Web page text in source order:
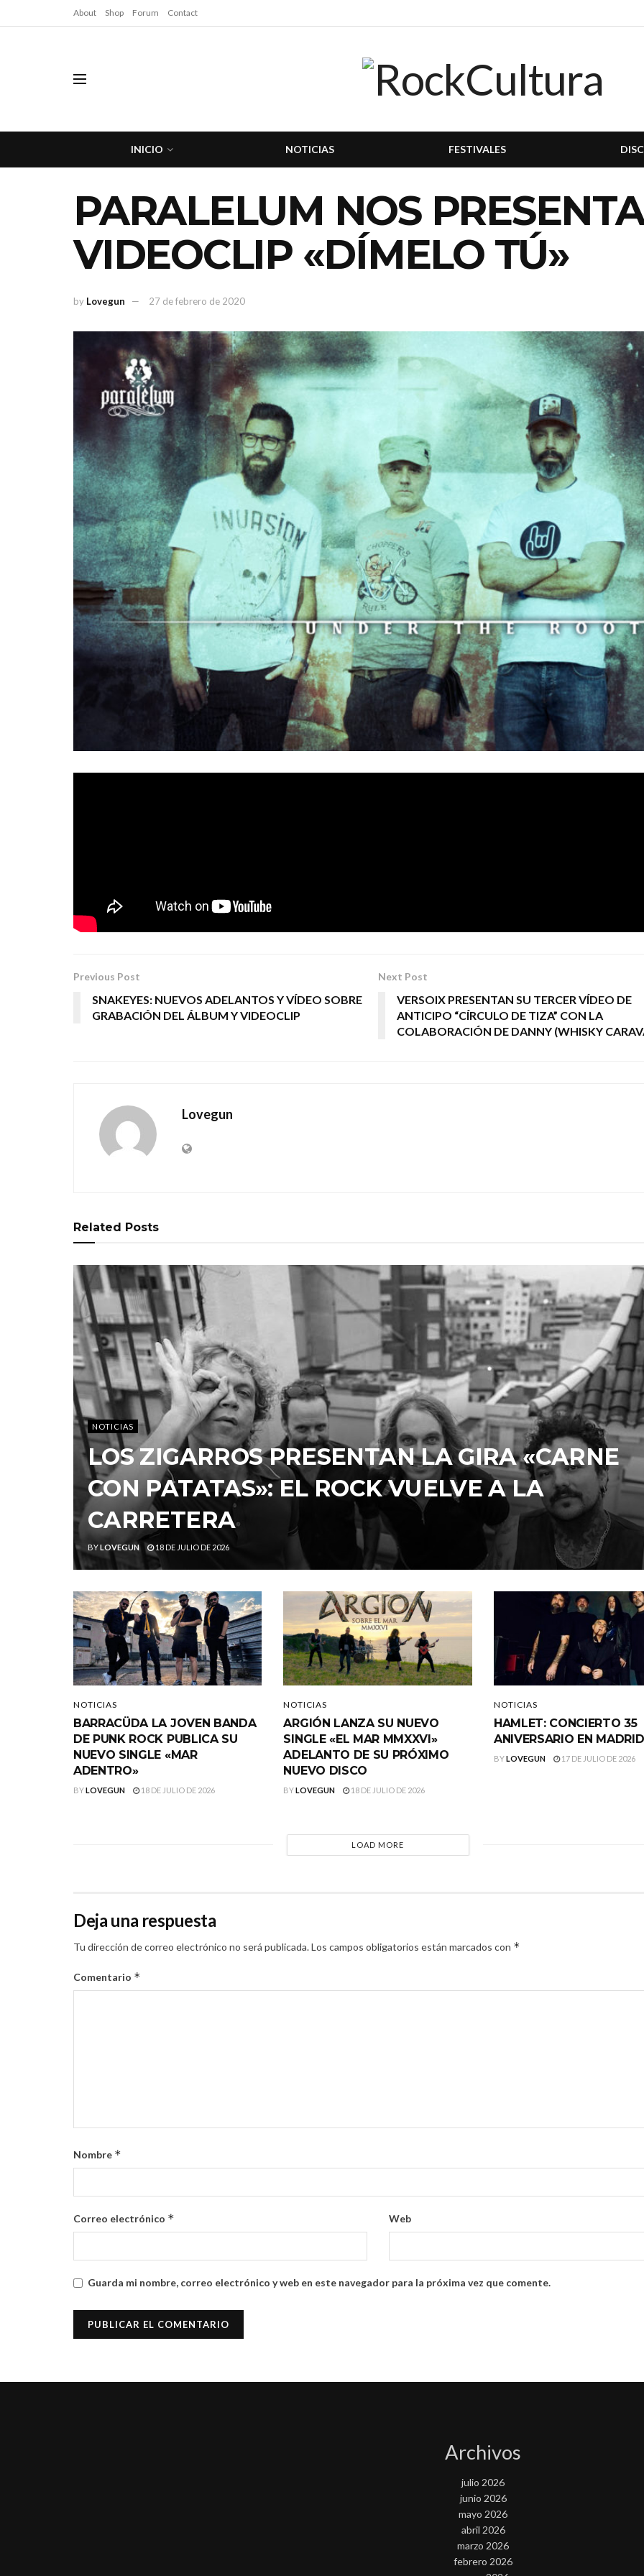
About Shop Forum Contact
INICIO NOTICIAS FESTIVALES
PARALELUM NOS
VIDEOCLIP «DÍMELO TÚ»
by Lovegun 27 de febrero de 2020
Tags:
Previous Post
SNAKEYES: NUEVOS ADELANTOS Y VÍDEO SOBRE
GRABACIÓN DEL ÁLBUM Y VIDEOCLIP
Next Post
VERSOIX PRESENTAN SU TERCER VÍDEO DE
ANTICIPO “CÍRCULO DE TIZA” CON LA
COLABORACIÓN DE DANNY (WHISKY
Lovegun
Related Posts
NOTICIAS
LOS ZIGARROS PRESENTAN LA GIRA «CARNE
CON PATATAS»: EL ROCK VUELVE A LA
CARRETERA
BYLOVEGUN 18 DE JULIO DE 2026
NOTICIAS
BARRACÜDA LA JOVEN BANDA
DE PUNK ROCK PUBLICA SU
NUEVO SINGLE «MAR
ADENTRO»
BYLOVEGUN 18 DE JULIO DE 2026
NOTICIAS
ARGIÓN LANZA SU NUEVO
SINGLE «EL MAR MMXXVI»
ADELANTO DE SU PRÓXIMO
NUEVO DISCO
BYLOVEGUN 18 DE JULIO DE 2026
NOTICIAS
HAMLET: CONCIERTO 35
ANIVERSARIO EN MADRID
BYLOVEGUN 17 DE JULIO DE 2026
LOAD MORE
Deja una respuesta
Tu dirección de correo electrónico no será publicada.Los campos obligatorios están marcados con *
Comentario *
Nombre *
Correo electrónico * Web
Guarda mi nombre, correo electrónico y web en este navegador para la próxima vez que comente.
Archivos
julio 2026
junio 2026
mayo 2026
abril 2026
marzo 2026
febrero 2026